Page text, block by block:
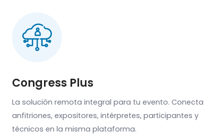
Congress Plus
La solución remota integral para tu evento. Conecta
anfitriones, expositores, intérpretes, participantes y
técnicos en la misma plataforma.